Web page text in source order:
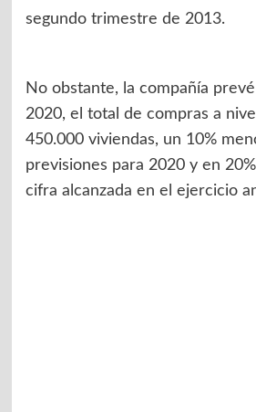
segundo trimestre de 2013.
No obstante, la compañía
2020, el total de compras a
450.000 viviendas, un 10%
previsiones para 2020 y en
cifra alcanzada en el ejercicio